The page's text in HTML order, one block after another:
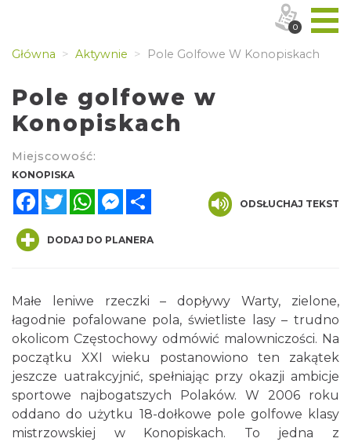
Główna Aktywnie Pole Golfowe W Konopiskach
Pole golfowe w
Konopiskach
Miejscowość:
KONOPISKA
FacebookTwitterWhatsAppMessenger
ODSŁUCHAJ TEKST
DODAJ DO PLANERA
Małe leniwe rzeczki – dopływy Warty, zielone,
łagodnie pofalowane pola, świetliste lasy – trudno
okolicom Częstochowy odmówić malowniczości. Na
początku XXI wieku postanowiono ten zakątek
jeszcze uatrakcyjnić, spełniając przy okazji ambicje
sportowe najbogatszych Polaków. W 2006 roku
oddano do użytku 18-dołkowe pole golfowe klasy
mistrzowskiej w Konopiskach. To jedna z
0